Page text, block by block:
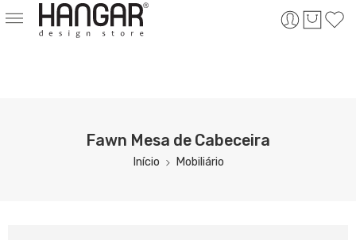
Fawn Mesa de Cabeceira
Início Mobiliário